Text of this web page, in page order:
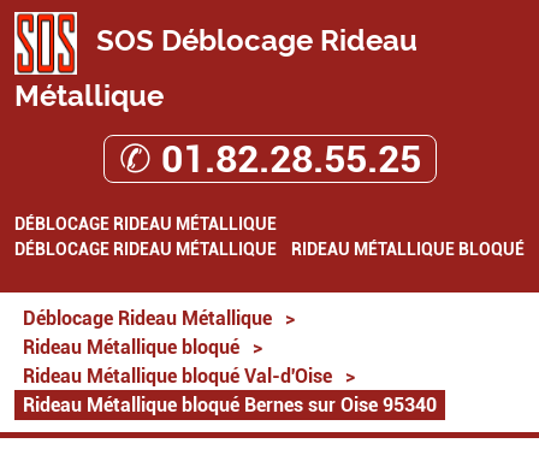
SOS Déblocage Rideau
Métallique
✆ 01.82.28.55.25
DÉBLOCAGE RIDEAU MÉTALLIQUE
DÉBLOCAGE RIDEAU MÉTALLIQUE
RIDEAU MÉTALLIQUE BLOQUÉ
Déblocage Rideau Métallique
>
Rideau Métallique bloqué
>
Rideau Métallique bloqué Val-d'Oise
>
Rideau Métallique bloqué Bernes sur Oise 95340